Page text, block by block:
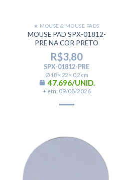
★ MOUSE & MOUSE PADS
MOUSE PAD SPX-01812-
PRE NA COR PRETO
R$3,80
SPX-01812-PRE
Ø 18 × 22 × 0,2 cm
47.696/UNID.
+ em: 09/08/2026